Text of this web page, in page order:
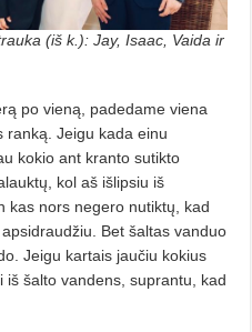
(iš k.): Jay, Isaac, Vaida ir
po vieną, padedame viena
ranką. Jeigu kada einu
kokio ant kranto sutikto
kol aš išlipsiu iš
kas nors negero nutiktų, kad
Bet šaltas vanduo
Jeigu kartais jaučiu kokius
iš šalto vandens, suprantu, kad